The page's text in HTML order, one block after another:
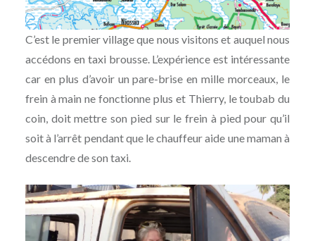
C’est le premier village que nous visitons et auquel nous
accédons en taxi brousse. L’expérience est intéressante
car en plus d’avoir un pare-brise en mille morceaux, le
frein à main ne fonctionne plus et Thierry, le toubab du
coin, doit mettre son pied sur le frein à pied pour qu’il
soit à l’arrêt pendant que le chauffeur aide une maman à
descendre de son taxi.